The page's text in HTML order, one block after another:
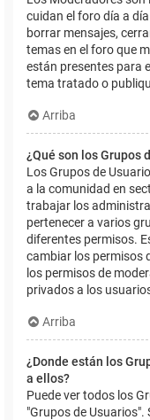
cuidan el foro día a
borrar mensajes,
temas en el foro que
están presentes para
tema tratado o
Arriba
¿Qué son los Grupos
Los Grupos de
a la comunidad en
trabajar los
pertenecer a varios
diferentes permisos.
cambiar los permisos
los permisos de
privados a los
Arriba
¿Donde están los
a ellos?
Puede ver todos los
"Grupos de Usuarios".